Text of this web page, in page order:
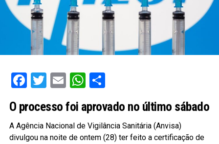
Facebook
Twitter
EmailWhatsApp
Share
O processo foi aprovado no último sábado
A Agência Nacional de Vigilância Sanitária (Anvisa)
divulgou na noite de ontem (28) ter feito a certificação de